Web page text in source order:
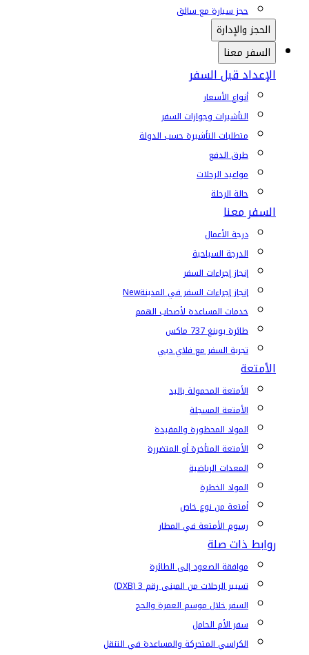
حجز سيارة مع سائق
الحجز والإدارة
السفر معنا
الإعداد قبل السفر
أنواع الأسعار
التأشيرات وجوازات السفر
متطلبات التأشيرة حسب الدولة
طرق الدفع
مواعيد الرحلات
حالة الرحلة
السفر معنا
درجة الأعمال
الدرجة السياحية
إنجاز إجراءات السفر
إنجاز إجراءات السفر في المدينةNew
خدمات المساعدة لأصحاب الهمم
طائرة بوينغ 737 ماكس
تجربة السفر مع فلاي دبي
الأمتعة
الأمتعة المحمولة باليد
الأمتعة المسجلة
المواد المحظورة والمقيدة
الأمتعة المتأخرة أو المتضررة
المعدات الرياضية
المواد الخطرة
أمتعة من نوع خاص
رسوم الأمتعة في المطار
روابط ذات صلة
موافقة الصعود إلى الطائرة
تسيير الرحلات من المبنى رقم 3 (DXB)
السفر خلال موسم العمرة والحج
سفر الأم الحامل
الكراسي المتحركة والمساعدة في التنقل